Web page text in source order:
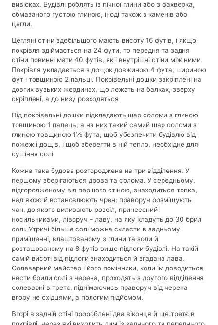
вивісках. Будівлі роблять із пічної глини або з фахверка,
обмазаного густою глиною, іноді також з каменів або
цегли.
Цегляні стіни здебільшого мають висоту 16 футів, і якщо
покрівля здіймається на 24 фути, то передня та задня
стіни повинні мати 40 футів, як і внутрішні стіни між ними.
Покрівля укладається з дощок довжиною 4 фута, шириною
фут і товщиною 2 пальці. Покрівельні дошки закріплені на
довгих вузьких жердинах, що лежать на балках, зверху
скріплені, а до низу розходяться
Під покрівельні дошки підкладають шар соломи з глиною
товщиною 1 палець, а на них такий самий шар соломи з
глиною товщиною 1½ фута, щоб убезпечити будівлю від
пожеж і дощів, і щоб зберегти в ній тепло, необхідне для
сушіння солі.
Кожна така будова розгороджена на три відділення. У
першому зберігаються дрова та солома. У середньому,
відгородженому від першого стіною, знаходиться топка,
над якою й встановлюють чрен; праворуч розміщують
чан, до якого виливають розсіл, принесений
носильниками, ліворуч – лаву, на яку кладуть до 30 брил
солі. Утричі більше солі можна скласти в задньому
приміщенні, влаштованому з глини та золи й
розташованому на 8 футів вище підлоги будівлі. На такій
самій висоті від підлоги знаходиться й згадана лава.
Солеварний майстер і його помічники, коли їм доводиться
нести брили солі з черена, проходять з другого відділення
солеварні в третє, піднімаючись праворуч від черена
вгору не східцями, а пологим підйомом.
Вгорі в задній стіні пророблені два віконця й ще третє в
покрівлі, через які виходить дим із заднього та переднього